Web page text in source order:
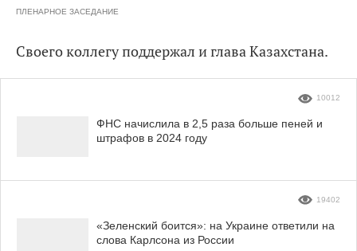
ПЛЕНАРНОЕ ЗАСЕДАНИЕ
Своего коллегу поддержал и глава Казахстана.
ФНС начислила в 2,5 раза больше пеней и
штрафов в 2024 году
10012
«Зеленский боится»: на Украине ответили на
слова Карлсона из России
19402